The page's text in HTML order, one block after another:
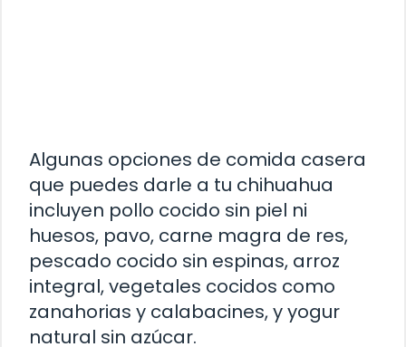
Algunas opciones de comida casera
que puedes darle a tu chihuahua
incluyen pollo cocido sin piel ni
huesos, pavo, carne magra de res,
pescado cocido sin espinas, arroz
integral, vegetales cocidos como
zanahorias y calabacines, y yogur
natural sin azúcar.